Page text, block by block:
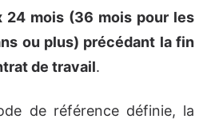
24 mois (36 mois pour les
ou plus) précédant la fin
de travail.
de référence définie, la